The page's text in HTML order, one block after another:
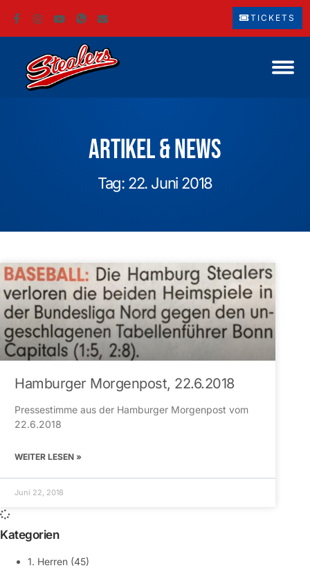
TICKETS
Artikel & News
Tag: 22. Juni 2018
Hamburger Morgenpost, 22.6.2018
Pressestimme aus der Hamburger Morgenpost vom
22.6.2018
WEITER LESEN »
Juni 22, 2018
Kategorien
1. Herren (45)